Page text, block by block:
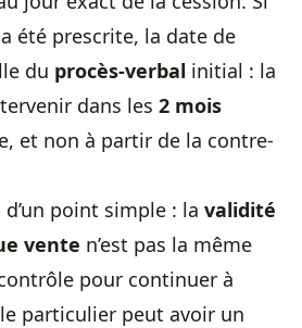
a été prescrite, la date de
du procès-verbal initial : la
dans les 2 mois
et non à partir de la contre-
point simple : la validité
vente n’est pas la même
pour continuer à
particulier peut avoir un